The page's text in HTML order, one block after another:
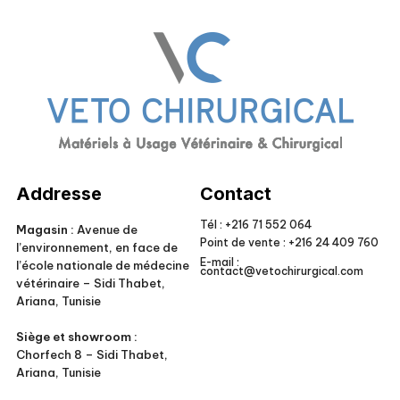
Addresse
Magasin : Avenue de
l’environnement, en face de
l’école nationale de médecine
vétérinaire – Sidi Thabet,
Ariana, Tunisie
Siège et showroom :
Chorfech 8 – Sidi Thabet,
Ariana, Tunisie
Contact
Tél : +216 71 552 064
Point de vente : +216 24 409 760
E-mail :
contact@vetochirurgical.com